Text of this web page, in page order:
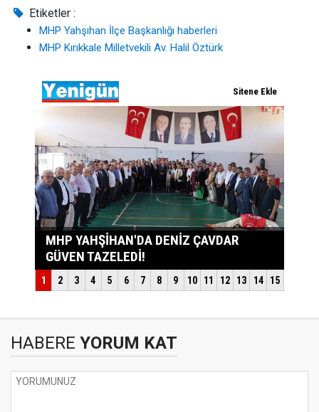
Etiketler :
MHP Yahşıhan İlçe Başkanlığı haberleri
MHP Kırıkkale Milletvekili Av. Halil Öztürk
HABERE YORUM KAT